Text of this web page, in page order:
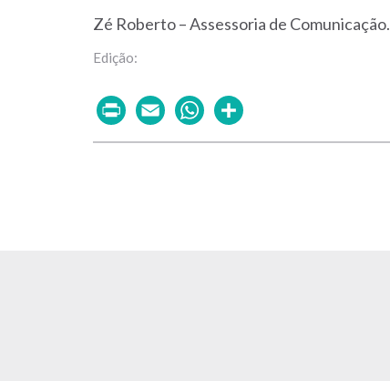
Zé Roberto – Assessoria de Comunicação.
PrintEmailWhatsApp